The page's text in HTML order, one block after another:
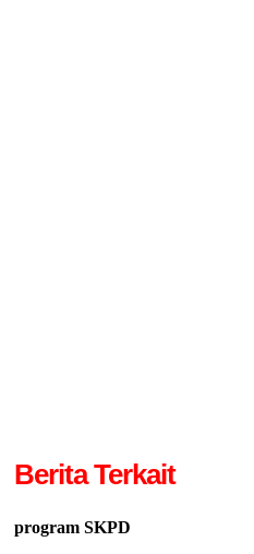
Berita Terkait
program SKPD